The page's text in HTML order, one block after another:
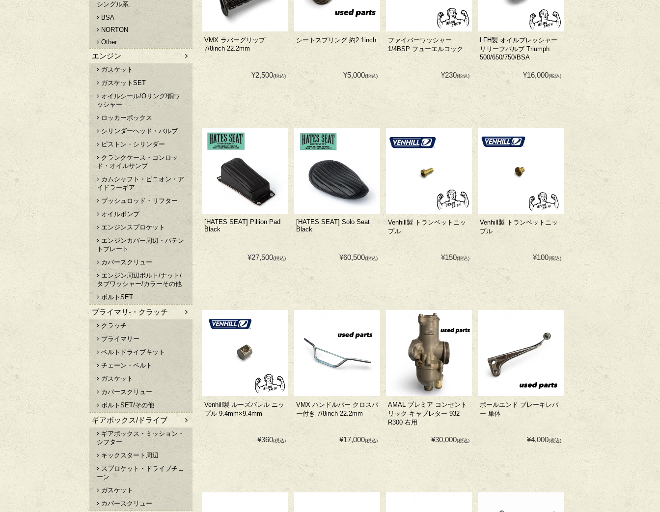
VMX ラバーグリップ
7/8inch 22.2mm
¥2,500(税込)
シートスプリング 約2.1inch
¥5,000(税込)
ファイバーワッシャー
1/4BSP フューエルコック
¥230(税込)
LFH製 オイルプレッシャー
リリーフバルブ Triumph
500/650/750/BSA
¥16,000(税込)
[HATES SEAT] Pillion Pad
Black
¥27,500(税込)
[HATES SEAT] Solo Seat
Black
¥60,500(税込)
Venhill製 トランペットニッ
プル
¥150(税込)
Venhill製 トランペットニッ
プル
¥100(税込)
Venhill製 ルーズバレル ニッ
プル 9.4mm×9.4mm
¥360(税込)
VMX ハンドルバー クロスバ
ー付き 7/8inch 22.2mm
¥17,000(税込)
AMAL プレミア コンセント
リック キャブレター 932
R300 右用
¥30,000(税込)
ボールエンド ブレーキレバ
ー 単体
¥4,000(税込)
シングル系
BSA
NORTON
Other
エンジン
ガスケット
ガスケットSET
オイルシール/Oリング/銅ワ
ッシャー
ロッカーボックス
シリンダーヘッド・バルブ
ピストン・シリンダー
クランクケース・コンロッ
ド・オイルサンプ
カムシャフト・ピニオン・ア
イドラーギア
プッシュロッド・リフター
オイルポンプ
エンジンスプロケット
エンジンカバー周辺・パテン
トプレート
カバースクリュー
エンジン周辺ボルト/ナット/
タブワッシャー/カラーその他
ボルトSET
プライマリ-・クラッチ
クラッチ
プライマリー
ベルトドライブキット
チェーン・ベルト
ガスケット
カバースクリュー
ボルトSET/その他
ギアボックス/ドライブ
ギアボックス・ミッション・
シフター
キックスタート周辺
スプロケット・ドライブチェ
ーン
ガスケット
カバースクリュー